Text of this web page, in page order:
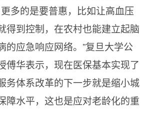
更多的是要普惠，比如让高血压
得到控制，在农村也能建立起脑
的应急响应网络。”复旦大学公
傅华表示，现在医保基本实现了
务体系改革的下一步就是缩小城
障水平，这也是应对老龄化的重